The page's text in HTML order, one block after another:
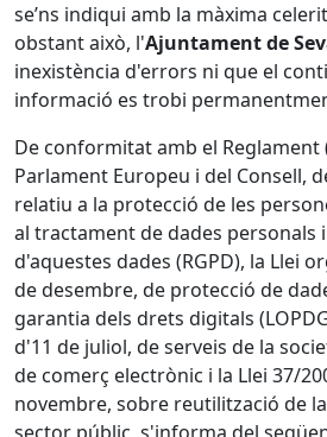
se’ns indiqui amb la màxima
obstant això, l'Ajuntament de
inexistència d'errors ni que el
informació es trobi
De conformitat amb el Reglament
Parlament Europeu i del Consell,
relatiu a la protecció de les
al tractament de dades personals
d'aquestes dades (RGPD), la Llei
de desembre, de protecció de
garantia dels drets digitals
d'11 de juliol, de serveis de la
de comerç electrònic i la Llei 37/
novembre, sobre reutilització de